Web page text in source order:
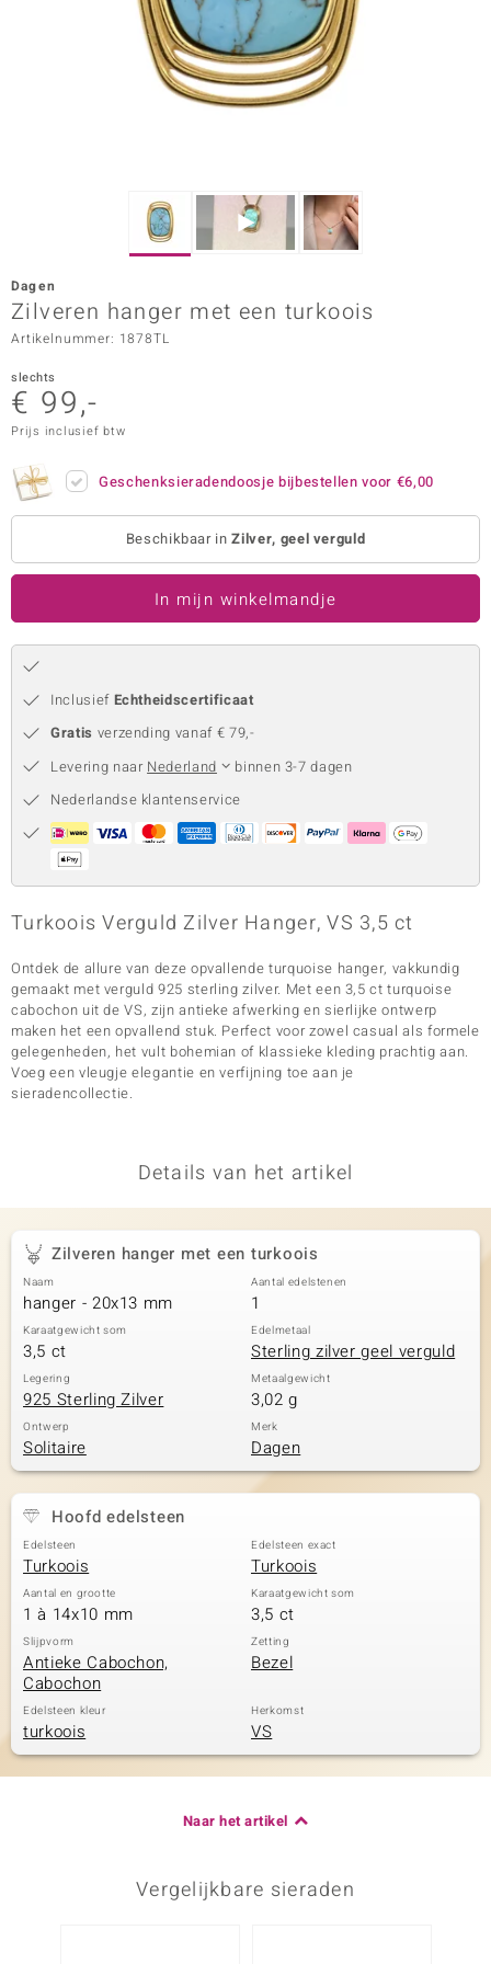
Vogue
in Italy
Paraíso
Collection
Dagen
Zilveren hanger met een turkoois
Artikelnummer: 1878TL
slechts
€ 99,-
Prijs inclusief btw
Geschenksieradendoosje bijbestellen voor €6,00
Beschikbaar inZilver, geel verguld
In mijn winkelmandje
Inclusief Echtheidscertificaat
Gratis verzending vanaf € 79,-
Levering naar Nederland
binnen 3-7 dagen
Nederlandse klantenservice
Turkoois Verguld Zilver Hanger, VS 3,5 ct
Ontdek de allure van deze opvallende turquoise hanger, vakkundig
gemaakt met verguld 925 sterling zilver. Met een 3,5 ct turquoise
cabochon uit de VS, zijn antieke afwerking en sierlijke ontwerp
maken het een opvallend stuk. Perfect voor zowel casual als formele
gelegenheden, het vult bohemian of klassieke kleding prachtig aan.
Voeg een vleugje elegantie en verfijning toe aan je
sieradencollectie.
Details van het artikel
Zilveren hanger met een turkoois
Naam
hanger - 20x13 mm
Aantal edelstenen
1
Karaatgewicht som
3,5 ct
Edelmetaal
Sterling zilver geel verguld
Legering
925 Sterling Zilver
Metaalgewicht
3,02 g
Ontwerp
Solitaire
Merk
Dagen
Hoofd edelsteen
Edelsteen
Turkoois
Edelsteen exact
Turkoois
Aantal en grootte
1 à 14x10 mm
Karaatgewicht som
3,5 ct
Slijpvorm
Antieke Cabochon,
Cabochon
Zetting
Bezel
Edelsteen kleur
turkoois
Herkomst
VS
Naar het artikel
Vergelijkbare sieraden